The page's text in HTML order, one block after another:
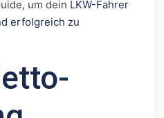
um dein LKW-Fahrer
erfolgreich zu